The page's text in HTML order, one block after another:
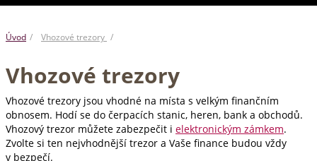
Úvod Vhozové trezory
Vhozové trezory
Vhozové trezory jsou vhodné na místa s velkým finančním
obnosem. Hodí se do čerpacích stanic, heren, bank a obchodů.
Vhozový trezor můžete zabezpečit i elektronickým zámkem.
Zvolte si ten nejvhodnější trezor a Vaše finance budou vždy
v bezpečí.